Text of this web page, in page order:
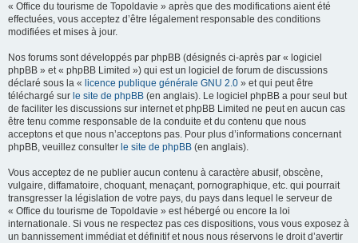
« Office du tourisme de Topoldavie » après que des modifications aient été
effectuées, vous acceptez d’être légalement responsable des conditions
modifiées et mises à jour.
Nos forums sont développés par phpBB (désignés ci-après par « logiciel
phpBB » et « phpBB Limited ») qui est un logiciel de forum de discussions
déclaré sous la « licence publique générale GNU 2.0 » et qui peut être
téléchargé sur le site de phpBB (en anglais). Le logiciel phpBB a pour seul but
de faciliter les discussions sur internet et phpBB Limited ne peut en aucun cas
être tenu comme responsable de la conduite et du contenu que nous
acceptons et que nous n’acceptons pas. Pour plus d’informations concernant
phpBB, veuillez consulter le site de phpBB (en anglais).
Vous acceptez de ne publier aucun contenu à caractère abusif, obscène,
vulgaire, diffamatoire, choquant, menaçant, pornographique, etc. qui pourrait
transgresser la législation de votre pays, du pays dans lequel le serveur de
« Office du tourisme de Topoldavie » est hébergé ou encore la loi
internationale. Si vous ne respectez pas ces dispositions, vous vous exposez à
un bannissement immédiat et définitif et nous nous réservons le droit d’avertir